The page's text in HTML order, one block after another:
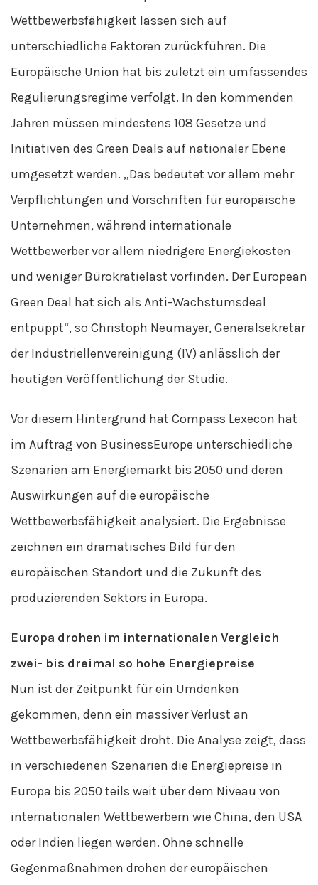
Wettbewerbsfähigkeit lassen sich auf
unterschiedliche Faktoren zurückführen. Die
Europäische Union hat bis zuletzt ein umfassendes
Regulierungsregime verfolgt. In den kommenden
Jahren müssen mindestens 108 Gesetze und
Initiativen des Green Deals auf nationaler Ebene
umgesetzt werden. „Das bedeutet vor allem mehr
Verpflichtungen und Vorschriften für europäische
Unternehmen, während internationale
Wettbewerber vor allem niedrigere Energiekosten
und weniger Bürokratielast vorfinden. Der European
Green Deal hat sich als Anti-Wachstumsdeal
entpuppt“, so Christoph Neumayer, Generalsekretär
der Industriellenvereinigung (IV) anlässlich der
heutigen Veröffentlichung der Studie.
Vor diesem Hintergrund hat Compass Lexecon hat
im Auftrag von BusinessEurope unterschiedliche
Szenarien am Energiemarkt bis 2050 und deren
Auswirkungen auf die europäische
Wettbewerbsfähigkeit analysiert. Die Ergebnisse
zeichnen ein dramatisches Bild für den
europäischen Standort und die Zukunft des
produzierenden Sektors in Europa.
Europa drohen im internationalen Vergleich
zwei- bis dreimal so hohe Energiepreise
Nun ist der Zeitpunkt für ein Umdenken
gekommen, denn ein massiver Verlust an
Wettbewerbsfähigkeit droht. Die Analyse zeigt, dass
in verschiedenen Szenarien die Energiepreise in
Europa bis 2050 teils weit über dem Niveau von
internationalen Wettbewerbern wie China, den USA
oder Indien liegen werden. Ohne schnelle
Gegenmaßnahmen drohen der europäischen